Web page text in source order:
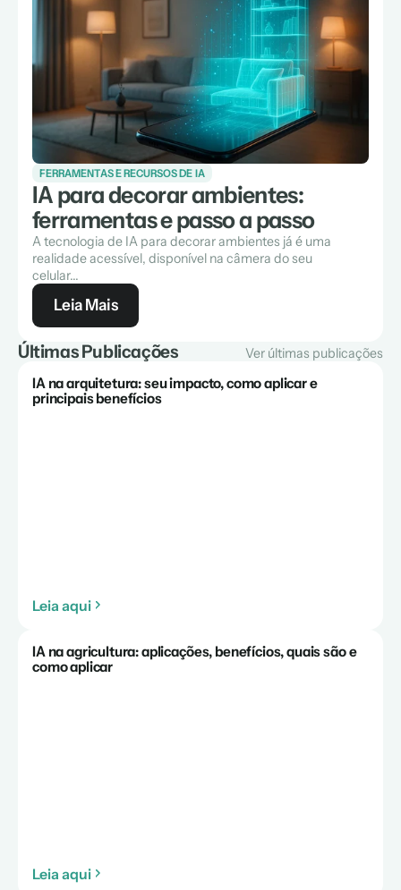
FERRAMENTAS E RECURSOS DE IA
IA para decorar ambientes:
ferramentas e passo a passo
A tecnologia de IA para decorar ambientes já é uma
realidade acessível, disponível na câmera do seu
celular...
Leia Mais
Últimas Publicações Ver últimas publicações
IA na arquitetura: seu impacto, como aplicar e
principais benefícios
Leia aqui
IA na agricultura: aplicações, benefícios, quais são e
como aplicar
Leia aqui